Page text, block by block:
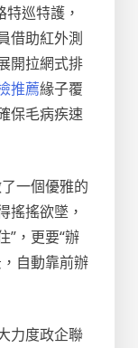
巡特護，
借助紅外測
開拉網式排
推薦緣子覆
保毛病疾速
一個優雅的
搖搖欲墜，
”，更要“辦
自動靠前辦
力度政企聯